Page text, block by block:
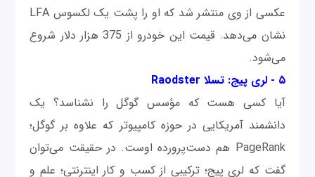
عکسی از وی منتشر شد که او را پشت یک لکسوس LFA
نشان می‌دهد. قیمت این خودرو از 375 هزار دلار شروع
می‌شود.
۵ - لری پیج: تسلا Raodster
آیا کسی هست که مؤسس گوگل را نشناسد؟ یک
دانشمند آمریکایی در حوزه کامپیوتر که علاوه بر گوگل؛
PageRank هم دست‌پرورده اوست. در حقیقت می‌توان
گفت که لری پیج؛ ترکیبی از کسب و کار اینترنتی؛‌ علم و